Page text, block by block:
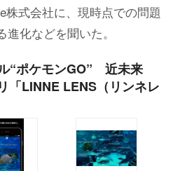
株式会社に、現時点での問題
化などを聞いた。
“ポケモンGO” 近未来
「LINNE LENS（リンネレ